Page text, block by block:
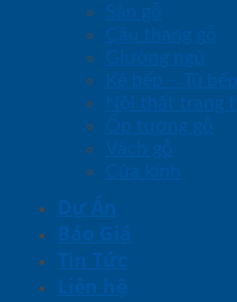
Sàn gỗ
Cầu thang gỗ
Giường ngủ
Kệ bếp – Tủ bếp
Nội thất trang trí
Ốp tường gỗ
Vách gỗ
Cửa kính
Dự Án
Báo Giá
Tin Tức
Liên hệ